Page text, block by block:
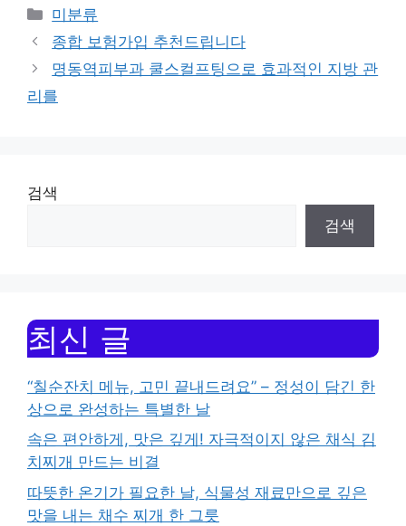
Categories
미분류
종합 보험가입 추천드립니다
명동역피부과 쿨스컬프팅으로 효과적인 지방 관
리를
검색
검색
최신 글
“칠순잔치 메뉴, 고민 끝내드려요” – 정성이 담긴 한
상으로 완성하는 특별한 날
속은 편안하게, 맛은 깊게! 자극적이지 않은 채식 김
치찌개 만드는 비결
따뜻한 온기가 필요한 날, 식물성 재료만으로 깊은
맛을 내는 채수 찌개 한 그릇